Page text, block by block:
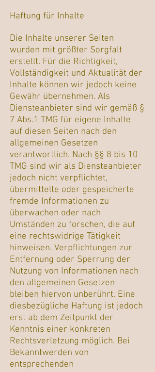
Haftung für Inhalte
Die Inhalte unserer Seiten
wurden mit größter Sorgfalt
erstellt. Für die Richtigkeit,
Vollständigkeit und Aktualität der
Inhalte können wir jedoch keine
Gewähr übernehmen. Als
Diensteanbieter sind wir gemäß §
7 Abs.1 TMG für eigene Inhalte
auf diesen Seiten nach den
allgemeinen Gesetzen
verantwortlich. Nach §§ 8 bis 10
TMG sind wir als Diensteanbieter
jedoch nicht verpflichtet,
übermittelte oder gespeicherte
fremde Informationen zu
überwachen oder nach
Umständen zu forschen, die auf
eine rechtswidrige Tätigkeit
hinweisen. Verpflichtungen zur
Entfernung oder Sperrung der
Nutzung von Informationen nach
den allgemeinen Gesetzen
bleiben hiervon unberührt. Eine
diesbezügliche Haftung ist jedoch
erst ab dem Zeitpunkt der
Kenntnis einer konkreten
Rechtsverletzung möglich. Bei
Bekanntwerden von
entsprechenden